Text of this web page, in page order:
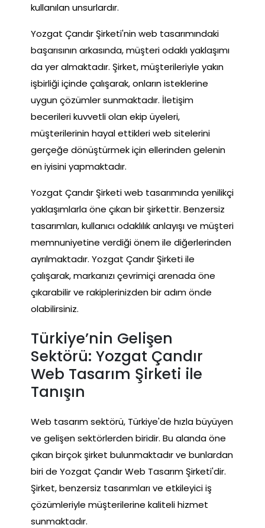
kullanılan unsurlardır.
Yozgat Çandır Şirketi'nin web tasarımındaki
başarısının arkasında, müşteri odaklı yaklaşımı
da yer almaktadır. Şirket, müşterileriyle yakın
işbirliği içinde çalışarak, onların isteklerine
uygun çözümler sunmaktadır. İletişim
becerileri kuvvetli olan ekip üyeleri,
müşterilerinin hayal ettikleri web sitelerini
gerçeğe dönüştürmek için ellerinden gelenin
en iyisini yapmaktadır.
Yozgat Çandır Şirketi web tasarımında yenilikçi
yaklaşımlarla öne çıkan bir şirkettir. Benzersiz
tasarımları, kullanıcı odaklılık anlayışı ve müşteri
memnuniyetine verdiği önem ile diğerlerinden
ayrılmaktadır. Yozgat Çandır Şirketi ile
çalışarak, markanızı çevrimiçi arenada öne
çıkarabilir ve rakiplerinizden bir adım önde
olabilirsiniz.
Türkiye’nin Gelişen
Sektörü: Yozgat Çandır
Web Tasarım Şirketi ile
Tanışın
Web tasarım sektörü, Türkiye'de hızla büyüyen
ve gelişen sektörlerden biridir. Bu alanda öne
çıkan birçok şirket bulunmaktadır ve bunlardan
biri de Yozgat Çandır Web Tasarım Şirketi'dir.
Şirket, benzersiz tasarımları ve etkileyici iş
çözümleriyle müşterilerine kaliteli hizmet
sunmaktadır.